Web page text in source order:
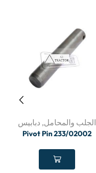
الجلب والمحامل, دبابيس
Pivot Pin 233/02002